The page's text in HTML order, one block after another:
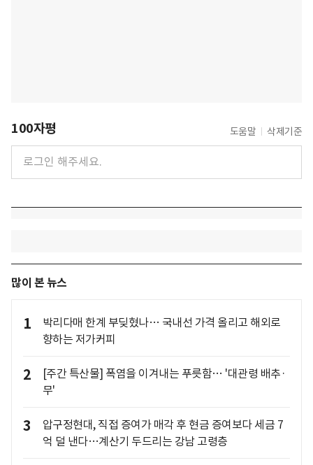
100자평 도움말 삭제기준
많이 본 뉴스
1
박리다매 한계 부딪혔나… 국내선 가격 올리고 해외로
향하는 저가커피
2
[주간 특산물] 폭염을 이겨내는 푸릇함… '대관령 배추·
무'
3
압구정현대, 직접 증여가 매각 후 현금 증여보다 세금 7
억 덜 낸다…계산기 두드리는 강남 고령층